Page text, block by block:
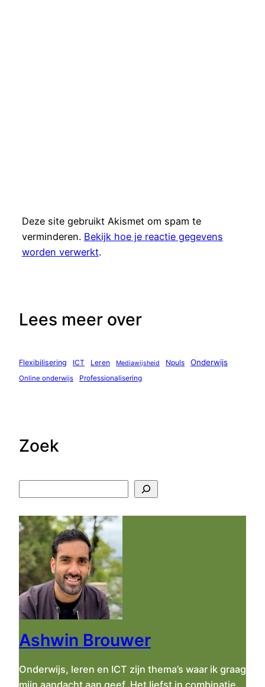
Deze site gebruikt Akismet om spam te
verminderen. Bekijk hoe je reactie gegevens
worden verwerkt.
Lees meer over
Flexibilisering ICT Leren Mediawijsheid Npuls Onderwijs
Online onderwijs Professionalisering
Zoek
e
k
e
n
Ashwin Brouwer
Onderwijs, leren en ICT zijn thema’s waar ik graag
mijn aandacht aan geef. Het liefst in combinatie